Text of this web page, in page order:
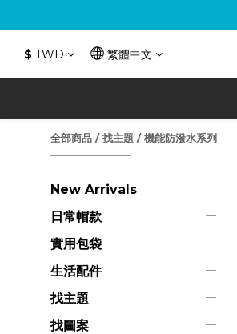
$ TWD 繁體中文
全部商品 /找主題 /機能防潑水系列
New Arrivals
日常帽款
實用包袋
生活配件
找主題
找圖案